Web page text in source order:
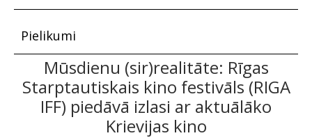
Pielikumi
Mūsdienu (sir)realitāte: Rīgas
Starptautiskais kino festivāls (RIGA
IFF) piedāvā izlasi ar aktuālāko
Krievijas kino